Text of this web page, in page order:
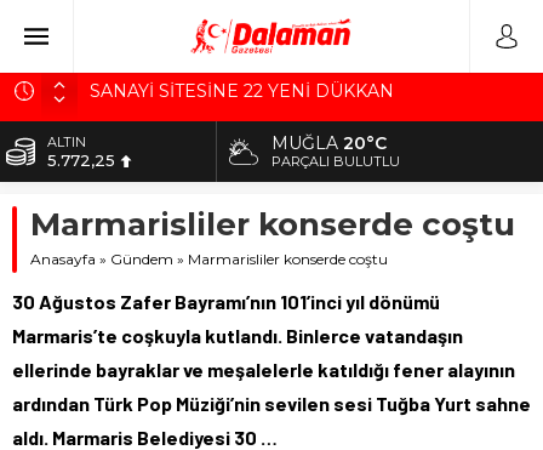
SANAYİ SİTESİNE 22 YENİ DÜKKAN
SÜREK AVINDA KAZA KURŞUNU CAN ALDI
“BİR ERDOĞAN KARAKUŞGEÇTİ DALAMAN dan”
BAŞKAN SEZER DURMUŞ, BELEDİYENİN
BORCUNU AÇIKLADI
ALTIN
5.772,25
10.370,78
DOLAR
49,0296
MUĞLA20°C
PARÇALI BULUTLU
Marmarisliler konserde coştu
Anasayfa » Gündem » Marmarisliler konserde coştu
30 Ağustos Zafer Bayramı’nın 101’inci yıl dönümü
Marmaris’te coşkuyla kutlandı. Binlerce vatandaşın
ellerinde bayraklar ve meşalelerle katıldığı fener alayının
ardından Türk Pop Müziği’nin sevilen sesi Tuğba Yurt sahne
aldı. Marmaris Belediyesi 30 …